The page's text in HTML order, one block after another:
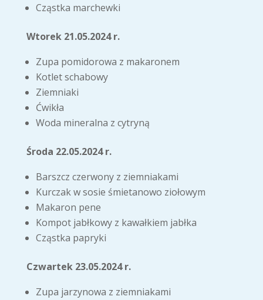
Cząstka marchewki
Wtorek 21.05.2024 r.
Zupa pomidorowa z makaronem
Kotlet schabowy
Ziemniaki
Ćwikła
Woda mineralna z cytryną
Środa 22.05.2024 r.
Barszcz czerwony z ziemniakami
Kurczak w sosie śmietanowo ziołowym
Makaron pene
Kompot jabłkowy z kawałkiem jabłka
Cząstka papryki
Czwartek 23.05.2024 r.
Zupa jarzynowa z ziemniakami